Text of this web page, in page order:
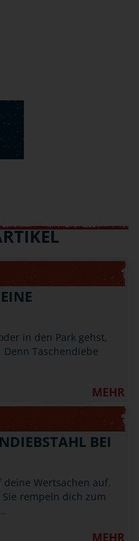
in den Park gehst,
Taschendiebe
MEHR
BEI
deine Wertsachen auf.
rempeln dich zum
MEHR